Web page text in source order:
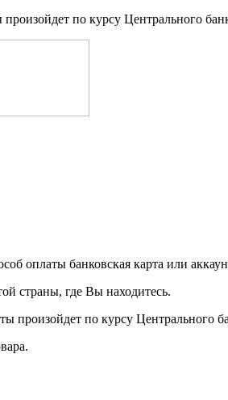
произойдет по курсу Центрального
оплаты банковская карта или
страны, где Вы находитесь.
произойдет по курсу